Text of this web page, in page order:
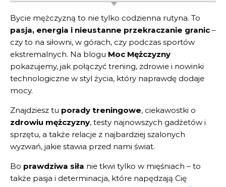
Bycie mężczyzną to nie tylko codzienna rutyna. To
pasja, energia i nieustanne przekraczanie granic –
czy to na siłowni, w górach, czy podczas sportów
ekstremalnych. Na blogu Moc Mężczyzny
pokazujemy, jak połączyć trening, zdrowie i nowinki
technologiczne w styl życia, który naprawdę dodaje
mocy.
Znajdziesz tu porady treningowe, ciekawostki o
zdrowiu mężczyzny, testy najnowszych gadżetów i
sprzętu, a także relacje z najbardziej szalonych
wyzwań, jakie stawia przed nami świat.
Bo prawdziwa siła nie tkwi tylko w mięśniach – to
także pasja i determinacja, które napędzają Cię